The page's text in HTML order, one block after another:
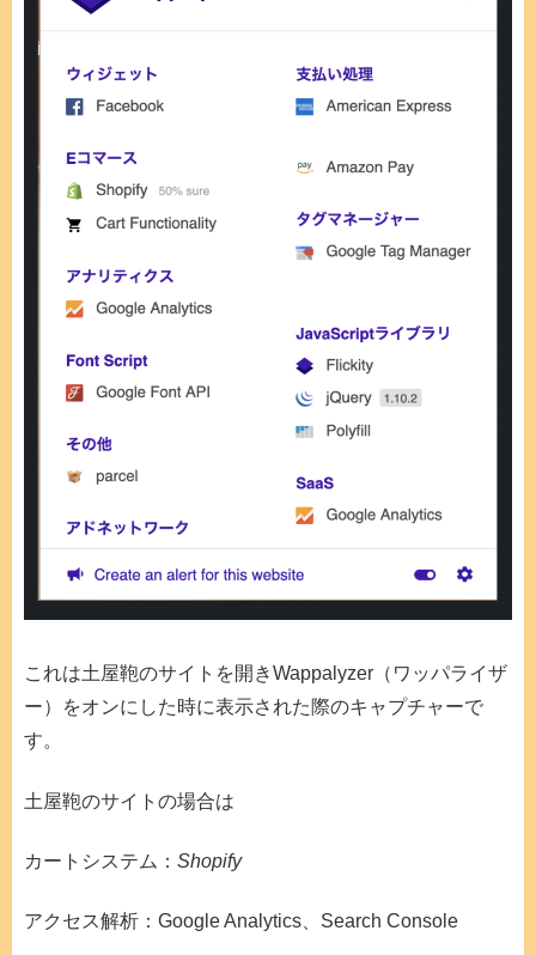
これは土屋鞄のサイトを開きWappalyzer（ワッパライザ
ー）をオンにした時に表示された際のキャプチャーで
す。
土屋鞄のサイトの場合は
カートシステム： Shopify
アクセス解析：Google Analytics、Search Console